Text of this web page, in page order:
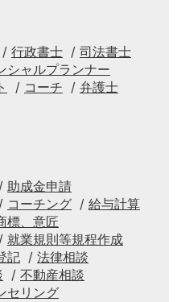
行政書士
司法書士
シャルプランナー
コーチ
弁護士
助成金申請
コーチング
給与計算
標、意匠
就業規則等規程作成
記
法律相談
不動産相談
セリング